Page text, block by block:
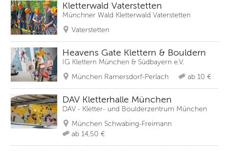
Kletterwald Vaterstetten
Münchner Wald Kletterwald Vaterstetten
Vaterstetten
Heavens Gate Klettern & Bouldern
IG Klettern München & Südbayern e.V.
München Ramersdorf-Perlach
ab 10 €
DAV Kletterhalle München
DAV - Kletter- und Boulderzentrum München
München Schwabing-Freimann
ab 14,50 €